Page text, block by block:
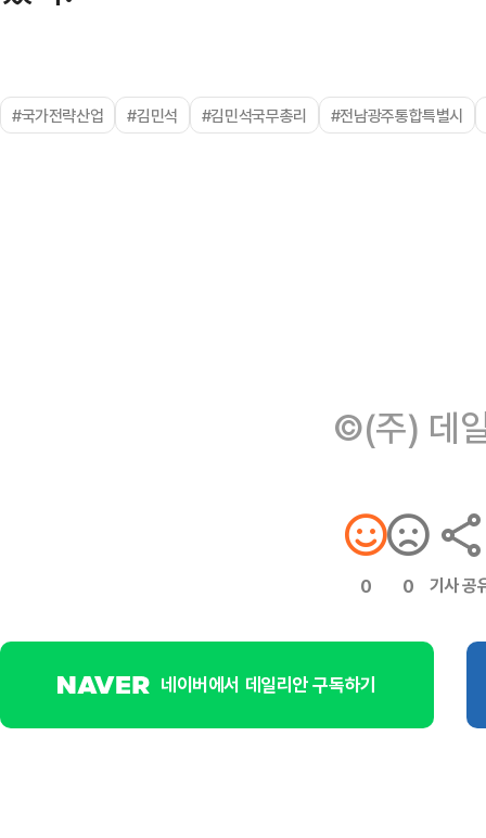
#국가전략산업 #김민석 #김민석국무총리 #전남광주통합특별시
©(주) 데
0 0 기사 공
네이버에서 데일리안 구독하기